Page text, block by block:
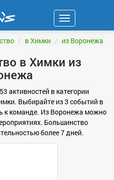
Навигация
в Химки из Воронежа
в Химки из
активностей в категории
Выбирайте из 3 событий в
к команде. Из Воронежа можно
Большинство
более 7 дней.